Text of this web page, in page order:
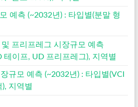
예측 (~2032년) : 타입별(분말 형
프리프레그 시장규모 예측
테이프, UD 프리프레그), 지역별
규모 예측 (~2032년) : 타입별(VCI
지역별